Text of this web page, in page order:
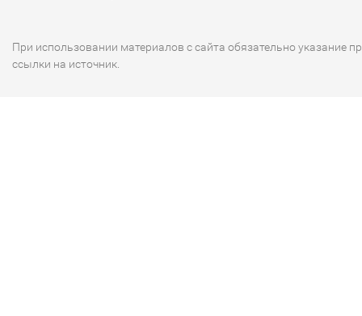
При использовании материалов с сайта обязательно указание
ссылки на источник.